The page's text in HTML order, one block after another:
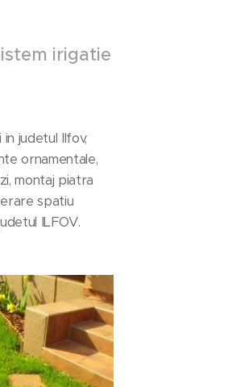
irigatie
judetul Ilfov,
ornamentale,
montaj piatra
spatiu
ILFOV.